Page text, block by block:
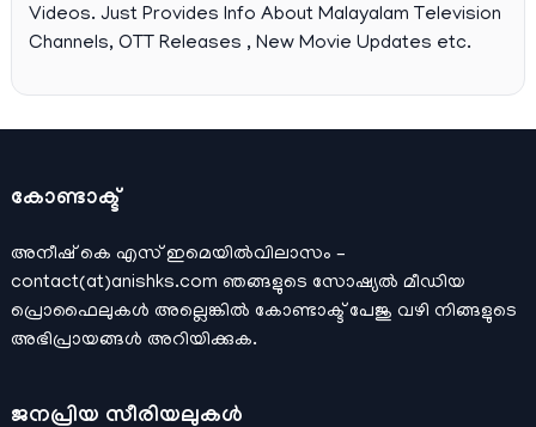
Videos. Just Provides Info About Malayalam Television
Channels, OTT Releases , New Movie Updates etc.
കോണ്ടാക്ട്
അനീഷ്‌ കെ എസ് ഇമെയില്‍വിലാസം –
contact(at)anishks.com ഞങ്ങളുടെ സോഷ്യല്‍ മീഡിയ
പ്രൊഫൈലുകള്‍ അല്ലെങ്കില്‍ കോണ്ടാക്ട്പേജു വഴി നിങ്ങളുടെ
അഭിപ്രായങ്ങള്‍ അറിയിക്കുക.
ജനപ്രിയ സീരിയലുകള്‍